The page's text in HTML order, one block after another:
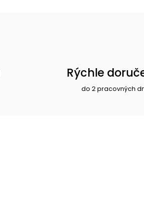
Rýchle
do 2 pracovných